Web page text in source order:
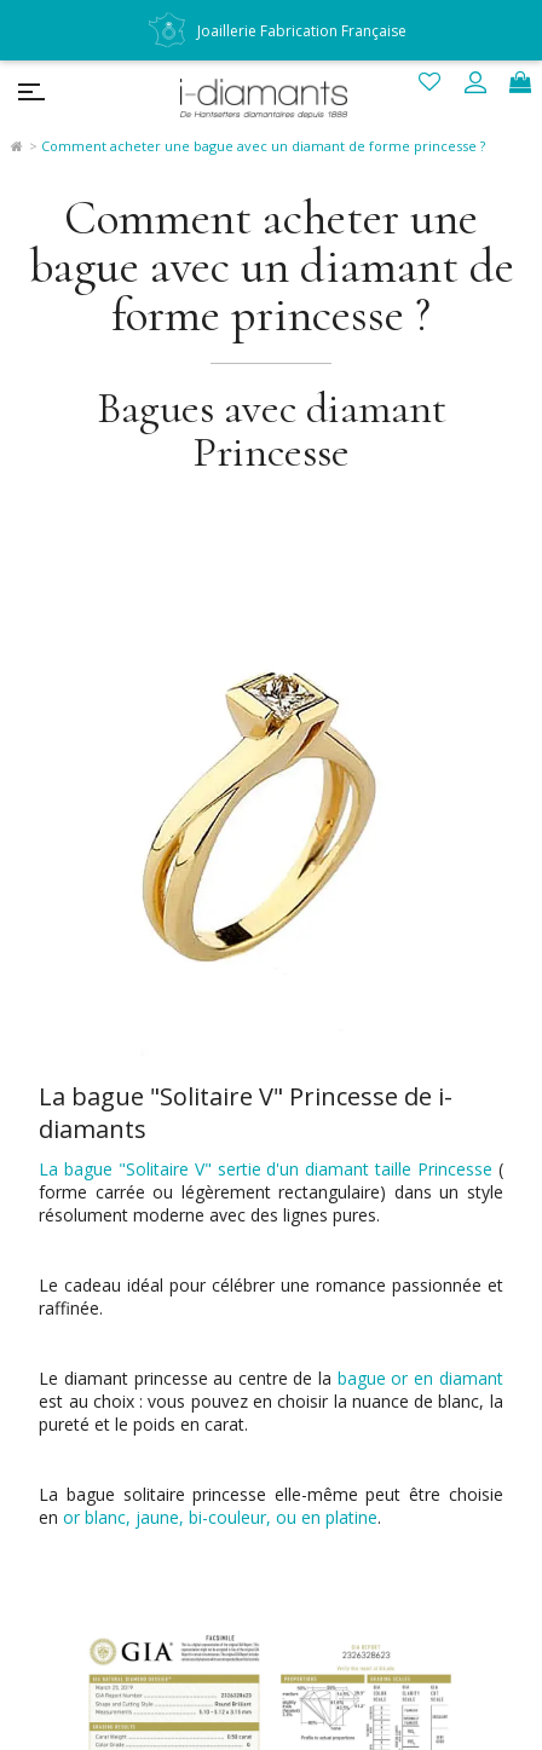
Comment acheter une bague avec un diamant de forme princesse ?
Comment acheter une
bague avec un diamant de
forme princesse ?
Bagues avec diamant
Princesse
La bague "Solitaire V" Princesse de i-
diamants
La bague "Solitaire V" sertie d'undiamant taille Princesse (
forme carrée ou légèrement rectangulaire) dans un style
résolument moderne avec des lignes pures.
Le cadeau idéal pour célébrer une romance passionnée et
raffinée.
Le diamant princesse au centre de la bague or en diamant
est au choix : vous pouvez en choisir la nuance de blanc, la
pureté et le poids en carat.
La bague solitaire princesse elle-même peut être choisie
enor blanc, jaune, bi-couleur, ou en platine.
Joaillerie Fabrication Française